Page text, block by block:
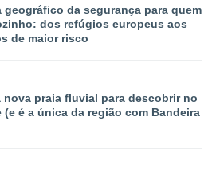
geográfico da segurança para quem
dos refúgios europeus aos
de maior risco
nova praia fluvial para descobrir no
(e é a única da região com Bandeira